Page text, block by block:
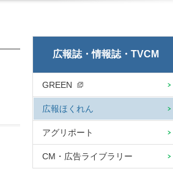
広報誌・情報誌・TVCM
GREEN
広報ほくれん
アグリポート
CM・広告ライブラリー